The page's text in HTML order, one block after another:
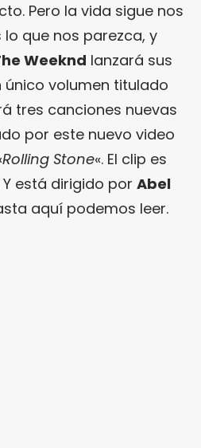
Pero la vida sigue nos
que nos parezca, y
Weeknd lanzará sus
único volumen titulado
tres canciones nuevas
por este nuevo video
Rolling Stone«. El clip es
está dirigido por Abel
aquí podemos leer.